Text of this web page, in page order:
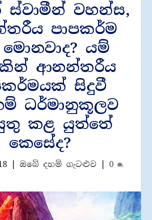
ස්වාමීන් වහන්ස,
පාපකර්ම
යම්
ආනන්තරීය
සිදුවී
ධර්මානුකූලව
කළ යුත්තේ
කෙසේද?
| ඔබේ දහම් ගැටළුව 0